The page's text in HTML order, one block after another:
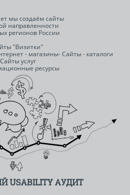
мы создаём сайты
направленности
регионов России
"Визитки"
- магазины- Сайты - каталоги
услуг
ресурсы
USABILITY АУДИТ